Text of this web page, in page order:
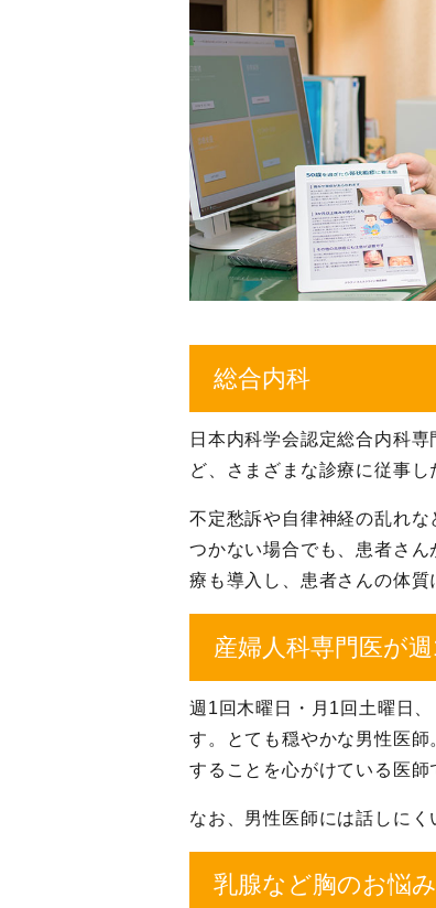
総合内科
日本内科学会認定総合内科
ど、さまざまな診療に従事
不定愁訴や自律神経の乱れ
つかない場合でも、患者さ
療も導入し、患者さんの体
産婦人科専門医が
週1回木曜日・月1回土曜日
す。とても穏やかな男性医
することを心がけている医師
なお、男性医師には話しに
乳腺など胸のお悩